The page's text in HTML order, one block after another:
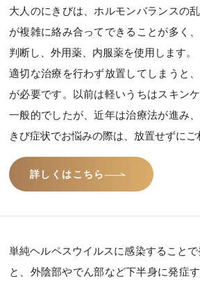
大人のにきびは、ホルモンバランスの
が複雑に絡み合ってできることが多く
判断し、外用薬、内服薬を使用します。
適切な治療を行わず放置してしまうと
が必要です。以前は軽いうちはスキン
一般的でしたが、近年は治療法が進み
きび症状でお悩みの際は、放置せずにご
詳しくはこちら
単純ヘルペスウイルスに感染すること
と、外陰部やでん部など下半身に発症